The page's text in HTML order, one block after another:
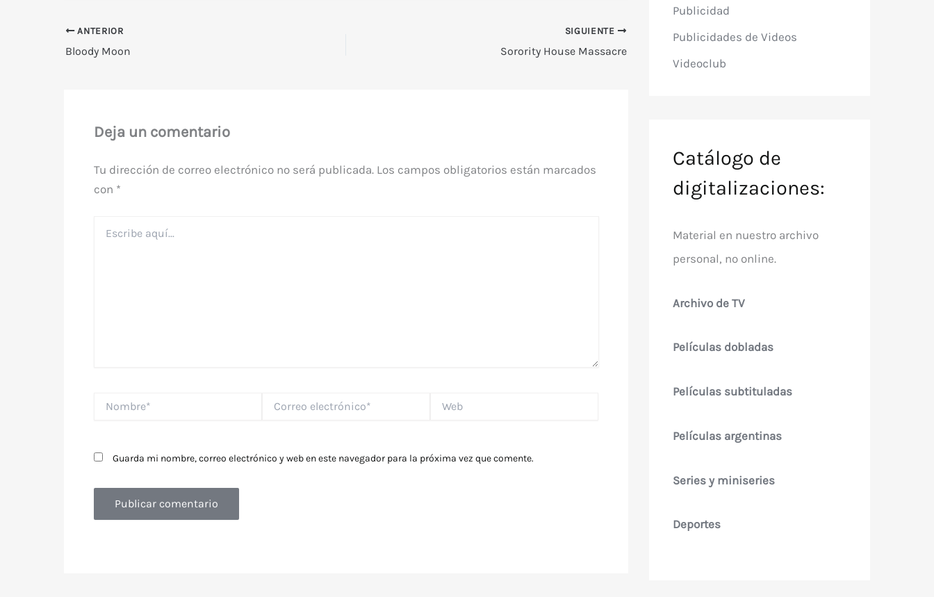
ANTERIOR
Bloody Moon
SIGUIENTE
Sorority House Massacre
Deja un comentario
Tu dirección de correo electrónico no será publicada. Los campos obligatorios están marcados
con *
aquí...
electrónico*
Guarda mi nombre, correo electrónico y web en este navegador para la próxima vez que comente.
Publicidad
Publicidades de Videos
Videoclub
Catálogo de
digitalizaciones:
Material en nuestro archivo
personal, no online.
Archivo de TV
Películas dobladas
Películas subtituladas
Películas argentinas
Series y miniseries
Deportes